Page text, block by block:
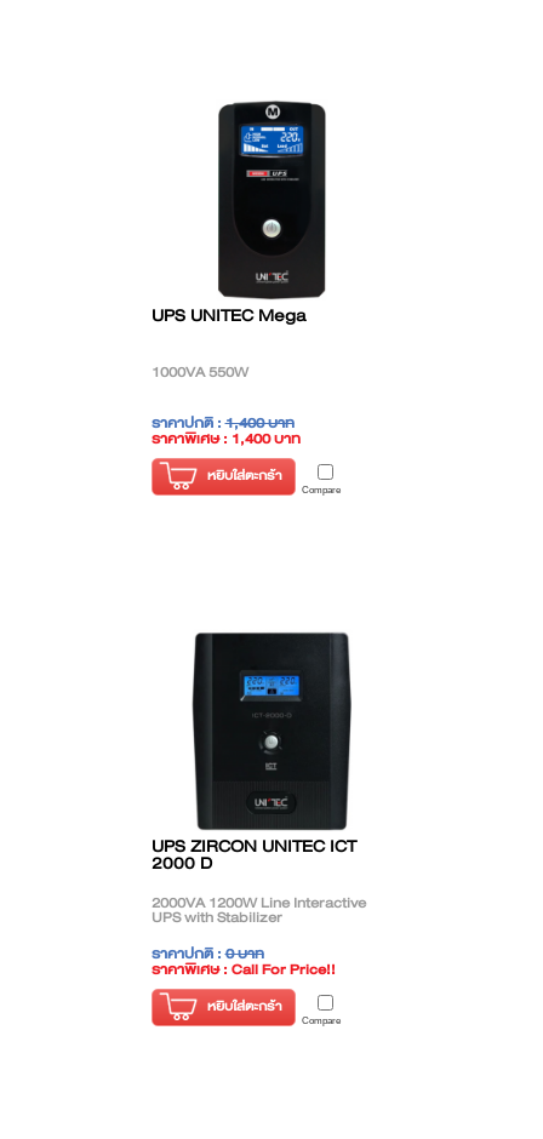
UPS UNITEC Mega
1000VA 550W
ราคาปกติ :1,400 บาท
ราคาพิเศษ : 1,400 บาท
( ราคาไม่รวมภาษี )
หยิบใส่ตะกร้า
Compare
UPS ZIRCON UNITEC ICT
2000 D
2000VA 1200W Line Interactive
UPS with Stabilizer
ราคาปกติ :0 บาท
ราคาพิเศษ : Call For Price!!
( ราคาไม่รวมภาษี )
หยิบใส่ตะกร้า
Compare